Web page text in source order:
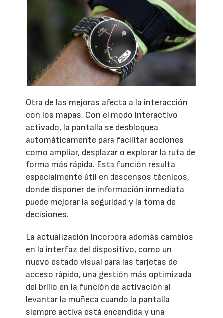
Otra de las mejoras afecta a la interacción
con los mapas. Con el modo interactivo
activado, la pantalla se desbloquea
automáticamente para facilitar acciones
como ampliar, desplazar o explorar la ruta de
forma más rápida. Esta función resulta
especialmente útil en descensos técnicos,
donde disponer de información inmediata
puede mejorar la seguridad y la toma de
decisiones.
La actualización incorpora además cambios
en la interfaz del dispositivo, como un
nuevo estado visual para las tarjetas de
acceso rápido, una gestión más optimizada
del brillo en la función de activación al
levantar la muñeca cuando la pantalla
siempre activa está encendida y una